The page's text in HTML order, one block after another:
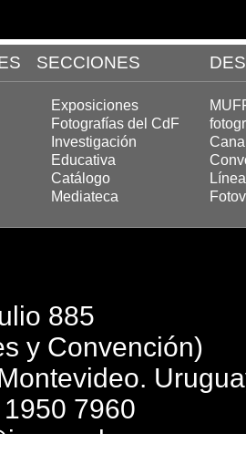
SECCIONES
Exposiciones
Fotografías del CdF
Investigación
Educativa
Catálogo
Mediateca
885
y Convención)
7960